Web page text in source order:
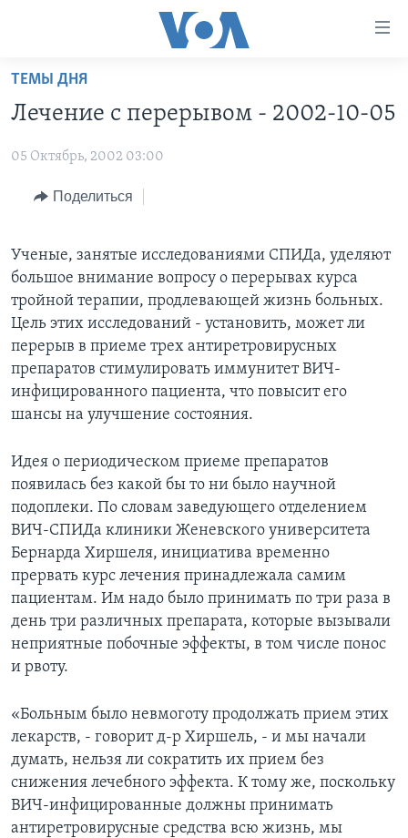
Перейти
основной
Перейти
Перейти
поиск
АМЕРИКА
НОВОСТИ ЗА МИНУТУ
ПОЧЕМУ ЭТО ВАЖНО?
ДИСКУССИЯ VOA
ДЕТАЛИ
НЬЮ-ЙОРК NEW YORK
АМЕРИКА. БОЛЬШОЕ ПУТЕШЕСТВИЕ
ПРОЕКТЫ
УЧИМ АНГЛИЙСКИЙ
А КАК В АМЕРИКЕ?
АРТЕФАКТЫ
АМЕРИКАНСКИЕ ГОРОДКИ
ТЕСТЫ
ЭКСПЕРТИЗА
ФАКТЫ ПРОТИВ ФЕЙКОВ
ЗА СВОБОДУ ПРЕССЫ
УЧИМ АНГЛИЙСКИЙ
ВИДЕО
ПОДПИСКА НА НОВОСТИ
СОЦИАЛЬНЫЕ СЕТИ
Языки
ТЕМЫ ДНЯ
Лечение с перерывом - 2002-10-05
05 Октябрь, 2002 03:00
Поделиться
Ученые, занятые исследованиями СПИДа, уделяют
большое внимание вопросу о перерывах курса
тройной терапии, продлевающей жизнь больных.
Цель этих исследований - установить, может ли
перерыв в приеме трех антиретровирусных
препаратов стимулировать иммунитет ВИЧ-
инфицированного пациента, что повысит его
шансы на улучшение состояния.
Идея о периодическом приеме препаратов
появилась без какой бы то ни было научной
подоплеки. По словам заведующего отделением
ВИЧ-СПИДа клиники Женевского университета
Бернарда Хиршеля, инициатива временно
прервать курс лечения принадлежала самим
пациентам. Им надо было принимать по три раза в
день три различных препарата, которые вызывали
неприятные побочные эффекты, в том числе понос
и рвоту.
«Больным было невмоготу продолжать прием этих
лекарств, - говорит д-р Хиршель, - и мы начали
думать, нельзя ли сократить их прием без
снижения лечебного эффекта. К тому же, поскольку
ВИЧ-инфицированные должны принимать
антиретровирусные средства всю жизнь, мы